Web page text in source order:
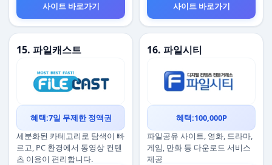
사이트 바로가기
사이트 바로가기
15. 파일캐스트
혜택:7일 무제한 정액권
세분화된 카테고리로 탐색이 빠
르고, PC 환경에서 동영상 컨텐
츠 이용이 편리합니다.
16. 파일시티
혜택:100,000P
파일공유 사이트, 영화, 드라마,
게임, 만화 등 다운로드 서비스
제공